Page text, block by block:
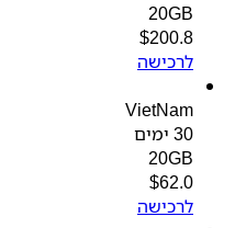
20GB
$200.8
לרכישה
VietNam
20GB
$62.0
לרכישה